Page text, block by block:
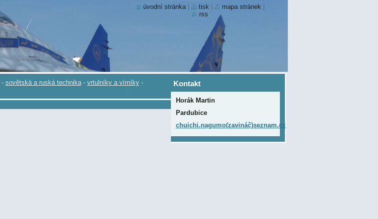
- sovětská a ruská technika - vrtulníky a vírníky -
Kontakt
Horák Martin
Pardubice
chuichi.nagumo(zavináč)seznam.cz
úvodní stránka tisk mapa stránek
rss